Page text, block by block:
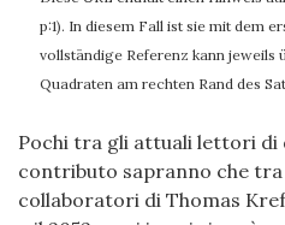
p:1). In diesem Fall ist sie mit dem
vollständige Referenz kann jeweils
Quadraten am rechten Rand des
Pochi tra gli attuali lettori di
contributo sapranno che
collaboratori di Thomas